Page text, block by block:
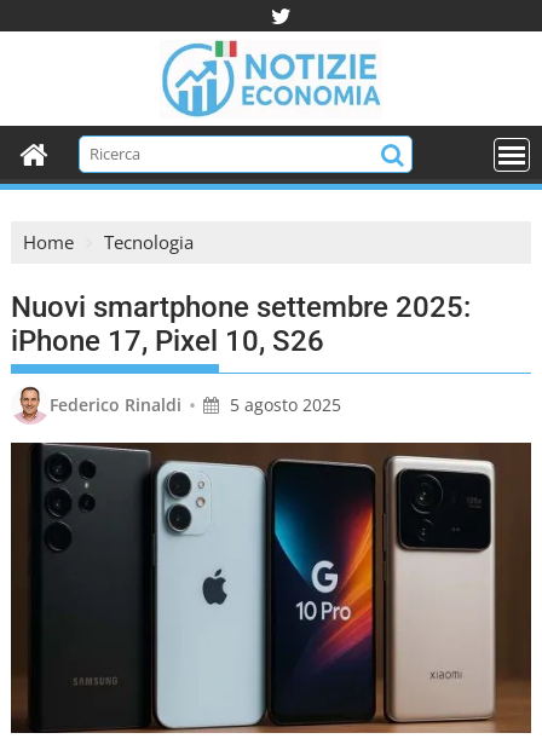
t
c
Home Tecnologia
Nuovi smartphone settembre 2025:
iPhone 17, Pixel 10, S26
Federico Rinaldi • 5 agosto 2025